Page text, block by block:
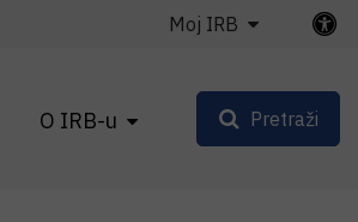
O IRB-u
Moj IRB
Pretraži